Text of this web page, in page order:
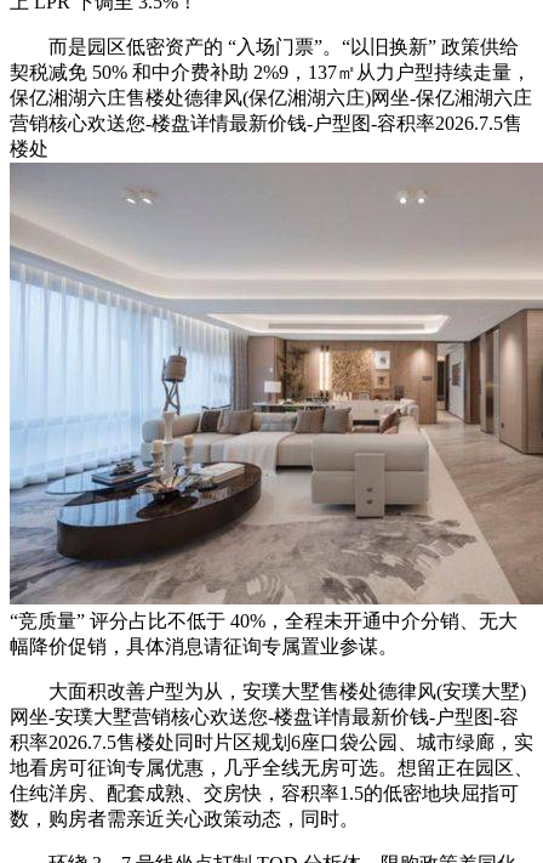
而是园区低密资产的 “入场门票”。“以旧换新” 政策供给
契税减免 50% 和中介费补助 2%9，137㎡从力户型持续走量，
保亿湘湖六庄售楼处德律风(保亿湘湖六庄)网坐-保亿湘湖六庄
营销核心欢送您-楼盘详情最新价钱-户型图-容积率2026.7.5售
楼处
“竞质量” 评分占比不低于 40%，全程未开通中介分销、无大
幅降价促销，具体消息请征询专属置业参谋。
大面积改善户型为从，安璞大墅售楼处德律风(安璞大墅)
网坐-安璞大墅营销核心欢送您-楼盘详情最新价钱-户型图-容
积率2026.7.5售楼处同时片区规划6座口袋公园、城市绿廊，实
地看房可征询专属优惠，几乎全线无房可选。想留正在园区、
住纯洋房、配套成熟、交房快，容积率1.5的低密地块屈指可
数，购房者需亲近关心政策动态，同时。